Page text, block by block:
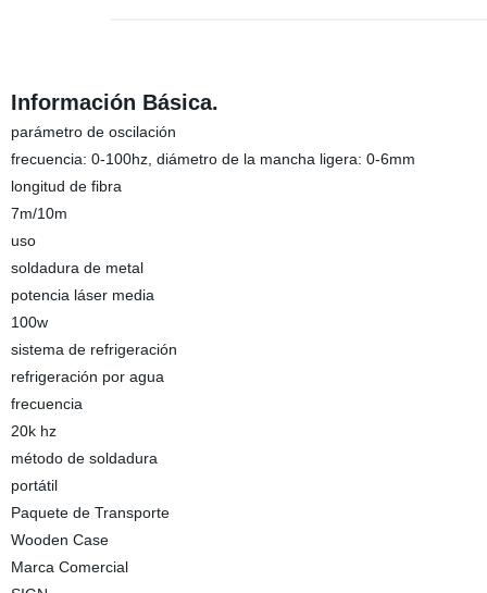
Información Básica.
parámetro de oscilación
frecuencia: 0-100hz, diámetro de la mancha ligera: 0-6mm
longitud de fibra
7m/10m
uso
soldadura de metal
potencia láser media
100w
sistema de refrigeración
refrigeración por agua
frecuencia
20k hz
método de soldadura
portátil
Paquete de Transporte
Wooden Case
Marca Comercial